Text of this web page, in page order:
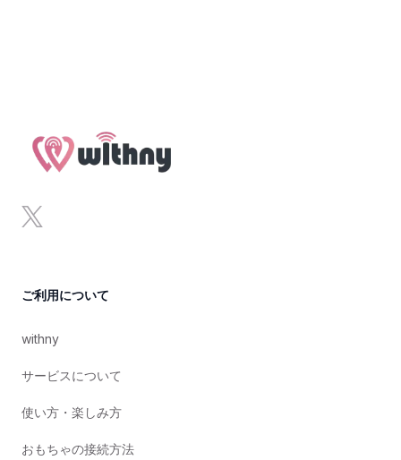
x
ご利用について
withny
サービスについて
使い方・楽しみ方
おもちゃの接続方法